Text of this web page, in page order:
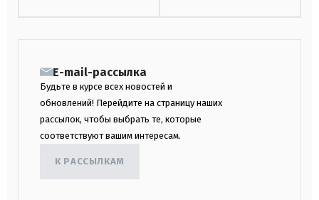
E-mail-рассылка
Будьте в курсе всех новостей и
обновлений! Перейдите на страницу наших
рассылок, чтобы выбрать те, которые
соответствуют вашим интересам.
К РАССЫЛКАМ